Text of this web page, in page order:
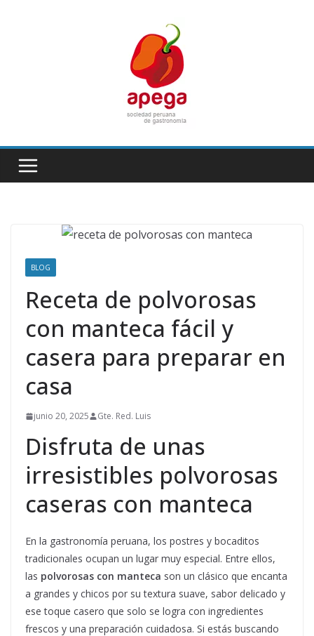
BLOG
Receta de polvorosas
con manteca fácil y
casera para preparar en
casa
junio 20, 2025 Gte. Red. Luis
Disfruta de unas
irresistibles polvorosas
caseras con manteca
En la gastronomía peruana, los postres y bocaditos
tradicionales ocupan un lugar muy especial. Entre ellos,
las polvorosas con manteca son un clásico que encanta
a grandes y chicos por su textura suave, sabor delicado y
ese toque casero que solo se logra con ingredientes
frescos y una preparación cuidadosa. Si estás buscando